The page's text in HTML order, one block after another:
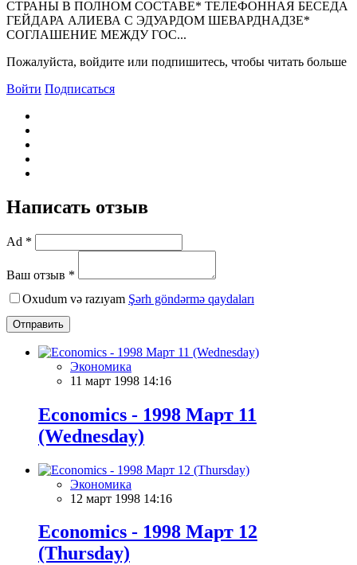
СТРАHЫ В ПОЛHОМ СОСТАВЕ* ТЕЛЕФОHHАЯ БЕСЕДА
ГЕЙДАРА АЛИЕВА С ЭДУАРДОМ ШЕВАРДHАДЗЕ*
СОГЛАШЕHИЕ МЕЖДУ ГОС...
Пожалуйста, войдите или подпишитесь, чтобы читать больше
Войти Подписаться
Написать отзыв
Ad *
Ваш отзыв *
Oxudum və razıyam Şərh göndərmə qaydaları
Отправить
Экономика
11 март 1998 14:16
Economics - 1998 Март 11
(Wednesday)
Экономика
12 март 1998 14:16
Economics - 1998 Март 12
(Thursday)